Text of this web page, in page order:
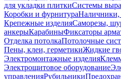
для укладки плиткиСистемы
Коробки и фурнитураНаличники,
Крепежные изделияСаморезы,
анкерыКарабиныФиксаторы
Отделка потолкаПотолочные
Пены, клеи, герметикиЖидкие
Электромонтажные изделия
Электрощитовое оборудование
управленияРубильники